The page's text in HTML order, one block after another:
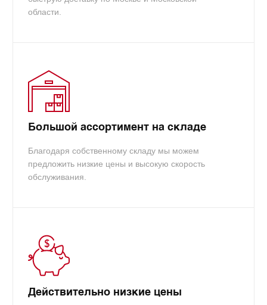
области.
Большой ассортимент на складе
Благодаря собственному складу мы можем
предложить низкие цены и высокую скорость
обслуживания.
Действительно низкие цены